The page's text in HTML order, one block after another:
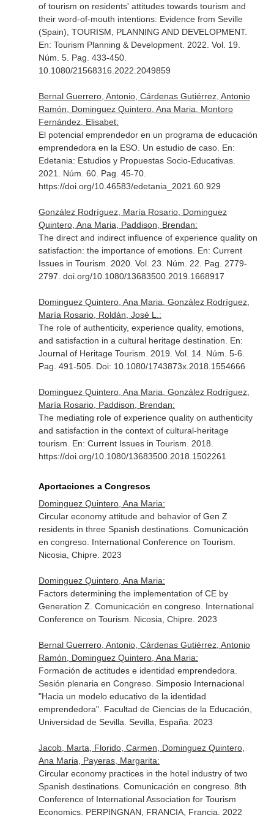
of tourism on residents' attitudes towards tourism and
their word-of-mouth intentions: Evidence from Seville
(Spain), TOURISM, PLANNING AND DEVELOPMENT.
En: Tourism Planning & Development. 2022. Vol. 19.
Núm. 5. Pag. 433-450.
10.1080/21568316.2022.2049859
Bernal Guerrero, Antonio, Cárdenas Gutiérrez, Antonio
Ramón, Dominguez Quintero, Ana Maria, Montoro
Fernández, Elisabet:
El potencial emprendedor en un programa de educación
emprendedora en la ESO. Un estudio de caso. En:
Edetania: Estudios y Propuestas Socio-Educativas.
2021. Núm. 60. Pag. 45-70.
https://doi.org/10.46583/edetania_2021.60.929
González Rodríguez, María Rosario, Dominguez
Quintero, Ana Maria, Paddison, Brendan:
The direct and indirect influence of experience quality on
satisfaction: the importance of emotions. En: Current
Issues in Tourism . 2020. Vol. 23. Núm. 22. Pag. 2779-
2797. doi.org/10.1080/13683500.2019.1668917
Dominguez Quintero, Ana Maria, González Rodríguez,
María Rosario, Roldán, José L.:
The role of authenticity, experience quality, emotions,
and satisfaction in a cultural heritage destination. En:
Journal of Heritage Tourism . 2019. Vol. 14. Núm. 5-6.
Pag. 491-505. Doi: 10.1080/1743873x.2018.1554666
Dominguez Quintero, Ana Maria, González Rodríguez,
María Rosario, Paddison, Brendan:
The mediating role of experience quality on authenticity
and satisfaction in the context of cultural-heritage
tourism. En: Current Issues in Tourism . 2018.
https://doi.org/10.1080/13683500.2018.1502261
Aportaciones a Congresos
Dominguez Quintero, Ana Maria:
Circular economy attitude and behavior of Gen Z
residents in three Spanish destinations. Comunicación
en congreso. International Conference on Tourism.
Nicosia, Chipre. 2023
Dominguez Quintero, Ana Maria:
Factors determining the implementation of CE by
Generation Z. Comunicación en congreso. International
Conference on Tourism. Nicosia, Chipre. 2023
Bernal Guerrero, Antonio, Cárdenas Gutiérrez, Antonio
Ramón, Dominguez Quintero, Ana Maria:
Formación de actitudes e identidad emprendedora.
Sesión plenaria en Congreso. Simposio Internacional
"Hacia un modelo educativo de la identidad
emprendedora". Facultad de Ciencias de la Educación,
Universidad de Sevilla. Sevilla, España. 2023
Jacob, Marta, Florido, Carmen, Dominguez Quintero,
Ana Maria, Payeras, Margarita:
Circular economy practices in the hotel industry of two
Spanish destinations. Comunicación en congreso. 8th
Conference of International Association for Tourism
Economics. PERPINGNAN, FRANCIA, Francia. 2022